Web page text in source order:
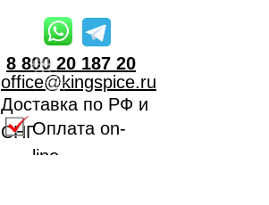
8 800 20 187 20
office@kingspice.ru
Доставка по РФ и
СНГОплата on-
line